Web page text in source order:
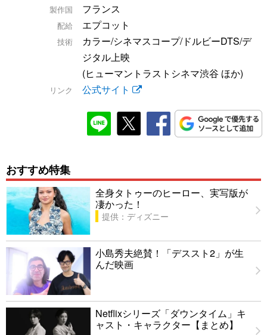
製作国 フランス
配給 エプコット
技術
カラー/シネマスコープ/ドルビーDTS/デ
ジタル上映
(ヒューマントラストシネマ渋谷 ほか)
リンク 公式サイト
おすすめ特集
全身タトゥーのヒーロー、実写版が
凄かった！
提供：ディズニー
小島秀夫絶賛！「デススト2」が生
んだ映画
Netflixシリーズ「ダウンタイム」キ
ャスト・キャラクター【まとめ】